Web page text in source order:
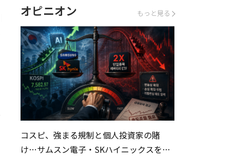
オピニオン もっと見る
コスピ、強まる規制と個人投資家の賭
け…サムスン電子・SKハイニックスを巡